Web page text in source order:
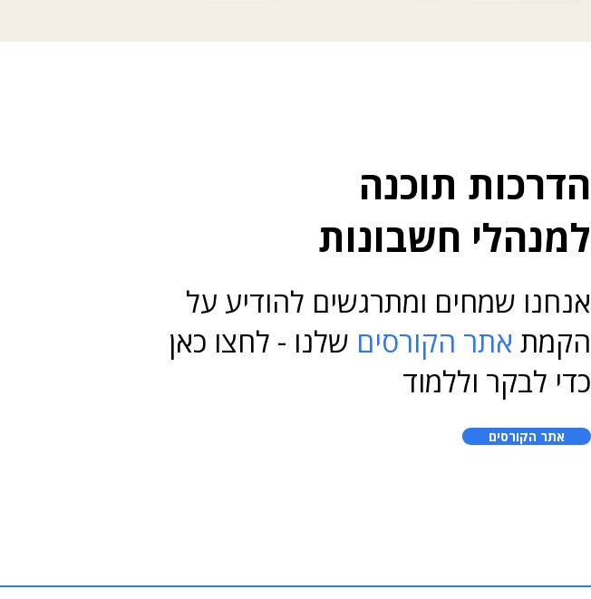
הדרכות תוכנה
למנהלי חשבונות
אנחנו שמחים ומתרגשים להודיע על
הקמת אתר הקורסים שלנו - לחצו כאן
כדי לבקר וללמוד
אתר הקורסים